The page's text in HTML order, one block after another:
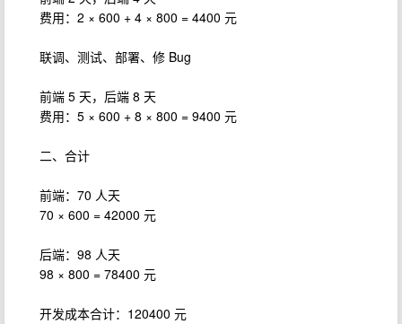
费用：2 × 600 + 4 × 800 = 4400 元
联调、测试、部署、修 Bug
前端 5 天，后端 8 天
费用：5 × 600 + 8 × 800 = 9400 元
二、合计
前端：70 人天
70 × 600 = 42000 元
后端：98 人天
98 × 800 = 78400 元
开发成本合计：120400 元